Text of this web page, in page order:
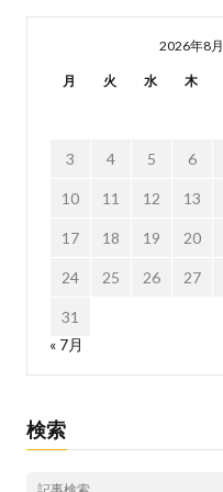
2026年8月
月 火 水 木
3 4 5 6
10 11 12 13
17 18 19 20
24 25 26 27
31
« 7月
検索